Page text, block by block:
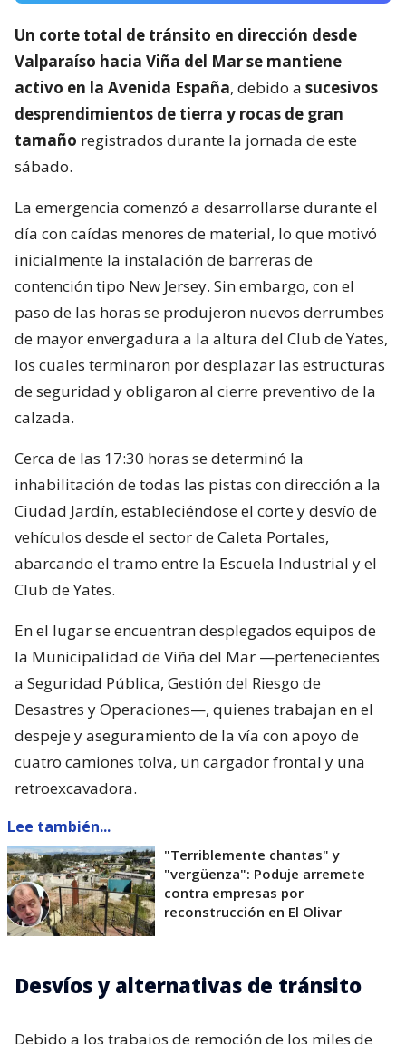
Un corte total de tránsito en dirección desde
Valparaíso hacia Viña del Mar se mantiene
activo en la Avenida España, debido a sucesivos
desprendimientos de tierra y rocas de gran
tamaño registrados durante la jornada de este
sábado.
La emergencia comenzó a desarrollarse durante el
día con caídas menores de material, lo que motivó
inicialmente la instalación de barreras de
contención tipo New Jersey. Sin embargo, con el
paso de las horas se produjeron nuevos derrumbes
de mayor envergadura a la altura del Club de Yates,
los cuales terminaron por desplazar las estructuras
de seguridad y obligaron al cierre preventivo de la
calzada.
Cerca de las 17:30 horas se determinó la
inhabilitación de todas las pistas con dirección a la
Ciudad Jardín, estableciéndose el corte y desvío de
vehículos desde el sector de Caleta Portales,
abarcando el tramo entre la Escuela Industrial y el
Club de Yates.
En el lugar se encuentran desplegados equipos de
la Municipalidad de Viña del Mar —pertenecientes
a Seguridad Pública, Gestión del Riesgo de
Desastres y Operaciones—, quienes trabajan en el
despeje y aseguramiento de la vía con apoyo de
cuatro camiones tolva, un cargador frontal y una
retroexcavadora.
Lee también...
"Terriblemente chantas" y
"vergüenza": Poduje arremete
contra empresas por
reconstrucción en El Olivar
Desvíos y alternativas de tránsito
Debido a los trabajos de remoción de los miles de